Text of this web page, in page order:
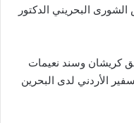
البحريني الدكتور
كريشان وسند نعيمات
الأردني لدى البحرين